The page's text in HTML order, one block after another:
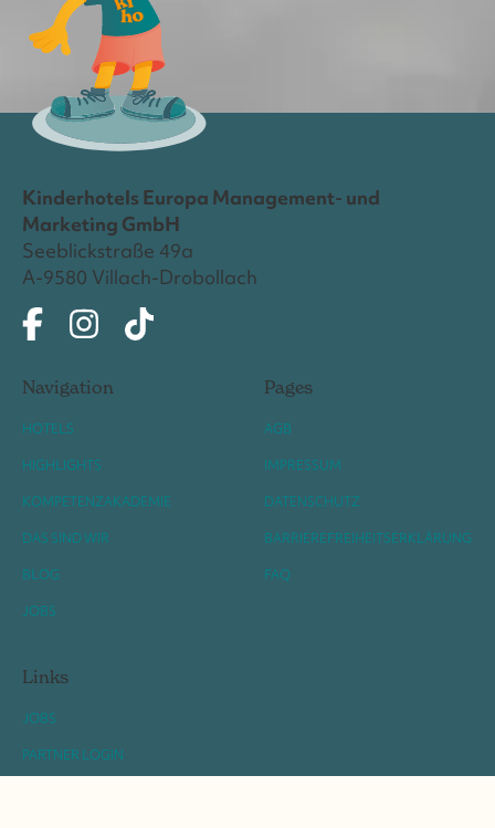
Kinderhotels Europa Management- und
Marketing GmbH
Seeblickstraße 49a
A-9580 Villach-Drobollach
Navigation
HOTELS
HIGHLIGHTS
KOMPETENZAKADEMIE
DAS SIND WIR
BLOG
JOBS
Pages
AGB
IMPRESSUM
DATENSCHUTZ
BARRIEREFREIHEITSERKLÄRUNG
FAQ
Links
JOBS
PARTNER LOGIN